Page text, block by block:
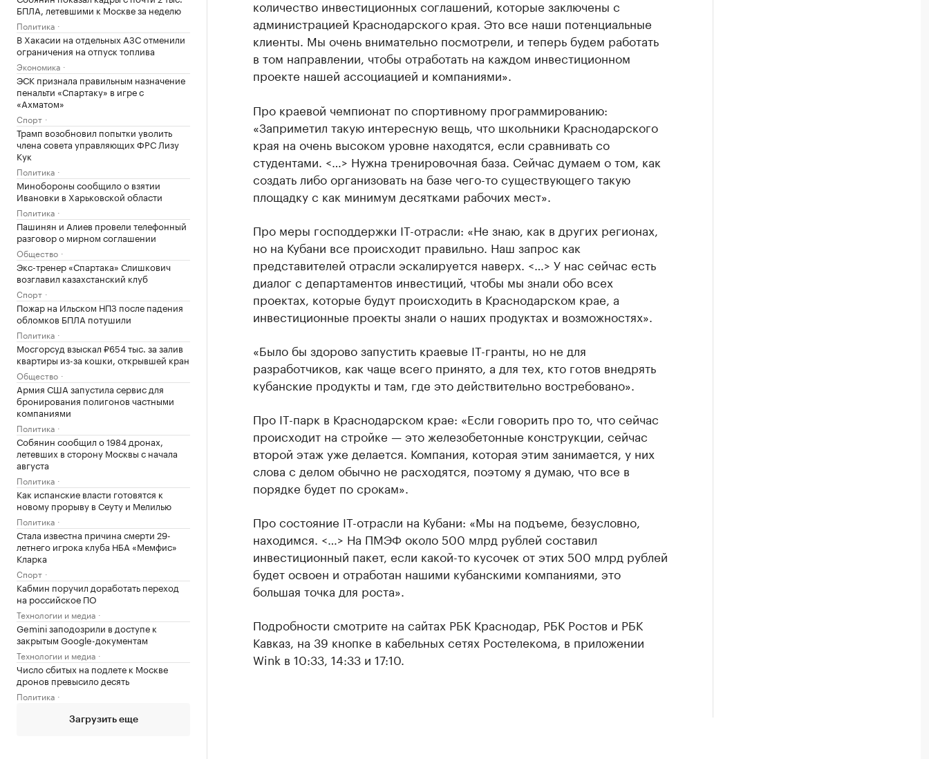
БПЛА, летевшими к Москве за неделю
Политика
В Хакасии на отдельных АЗС отменили
ограничения на отпуск топлива
Экономика
ЭСК признала правильным назначение
пенальти «Спартаку» в игре с
«Ахматом»
Спорт
Трамп возобновил попытки уволить
члена совета управляющих ФРС Лизу
Кук
Политика
Минобороны сообщило о взятии
Ивановки в Харьковской области
Политика
Пашинян и Алиев провели телефонный
разговор о мирном соглашении
Общество
Экс-тренер «Спартака» Слишкович
возглавил казахстанский клуб
Спорт
Пожар на Ильском НПЗ после падения
обломков БПЛА потушили
Политика
Мосгорсуд взыскал ₽654 тыс. за залив
квартиры из-за кошки, открывшей кран
Общество
Армия США запустила сервис для
бронирования полигонов частными
компаниями
Политика
Собянин сообщил о 1984 дронах,
летевших в сторону Москвы с начала
августа
Политика
Как испанские власти готовятся к
новому прорыву в Сеуту и Мелилью
Политика
Стала известна причина смерти 29-
летнего игрока клуба НБА «Мемфис»
Кларка
Спорт
Кабмин поручил доработать переход
на российское ПО
Технологии и медиа
Gemini заподозрили в доступе к
закрытым Google-документам
Технологии и медиа
Число сбитых на подлете к Москве
дронов превысило десять
Политика
Загрузить еще
количество инвестиционных соглашений, которые заключены с
администрацией Краснодарского края. Это все наши потенциальные
клиенты. Мы очень внимательно посмотрели, и теперь будем работать
в том направлении, чтобы отработать на каждом инвестиционном
проекте нашей ассоциацией и компаниями».
Про краевой чемпионат по спортивному программированию:
«Заприметил такую интересную вещь, что школьники Краснодарского
края на очень высоком уровне находятся, если сравнивать со
студентами. <…> Нужна тренировочная база. Сейчас думаем о том, как
создать либо организовать на базе чего-то существующего такую
площадку с как минимум десятками рабочих мест».
Про меры господдержки IT-отрасли: «Не знаю, как в других регионах,
но на Кубани все происходит правильно. Наш запрос как
представителей отрасли эскалируется наверх. <…> У нас сейчас есть
диалог с департаментов инвестиций, чтобы мы знали обо всех
проектах, которые будут происходить в Краснодарском крае, а
инвестиционные проекты знали о наших продуктах и возможностях».
«Было бы здорово запустить краевые IT-гранты, но не для
разработчиков, как чаще всего принято, а для тех, кто готов внедрять
кубанские продукты и там, где это действительно востребовано».
Про IT-парк в Краснодарском крае: «Если говорить про то, что сейчас
происходит на стройке — это железобетонные конструкции, сейчас
второй этаж уже делается. Компания, которая этим занимается, у них
слова с делом обычно не расходятся, поэтому я думаю, что все в
порядке будет по срокам».
Про состояние IT-отрасли на Кубани: «Мы на подъеме, безусловно,
находимся. <…> На ПМЭФ около 500 млрд рублей составил
инвестиционный пакет, если какой-то кусочек от этих 500 млрд рублей
будет освоен и отработан нашими кубанскими компаниями, это
большая точка для роста».
Подробности смотрите на сайтах РБК Краснодар, РБК Ростов и РБК
Кавказ, на 39 кнопке в кабельных сетях Ростелекома, в приложении
Wink в 10:33, 14:33 и 17:10.